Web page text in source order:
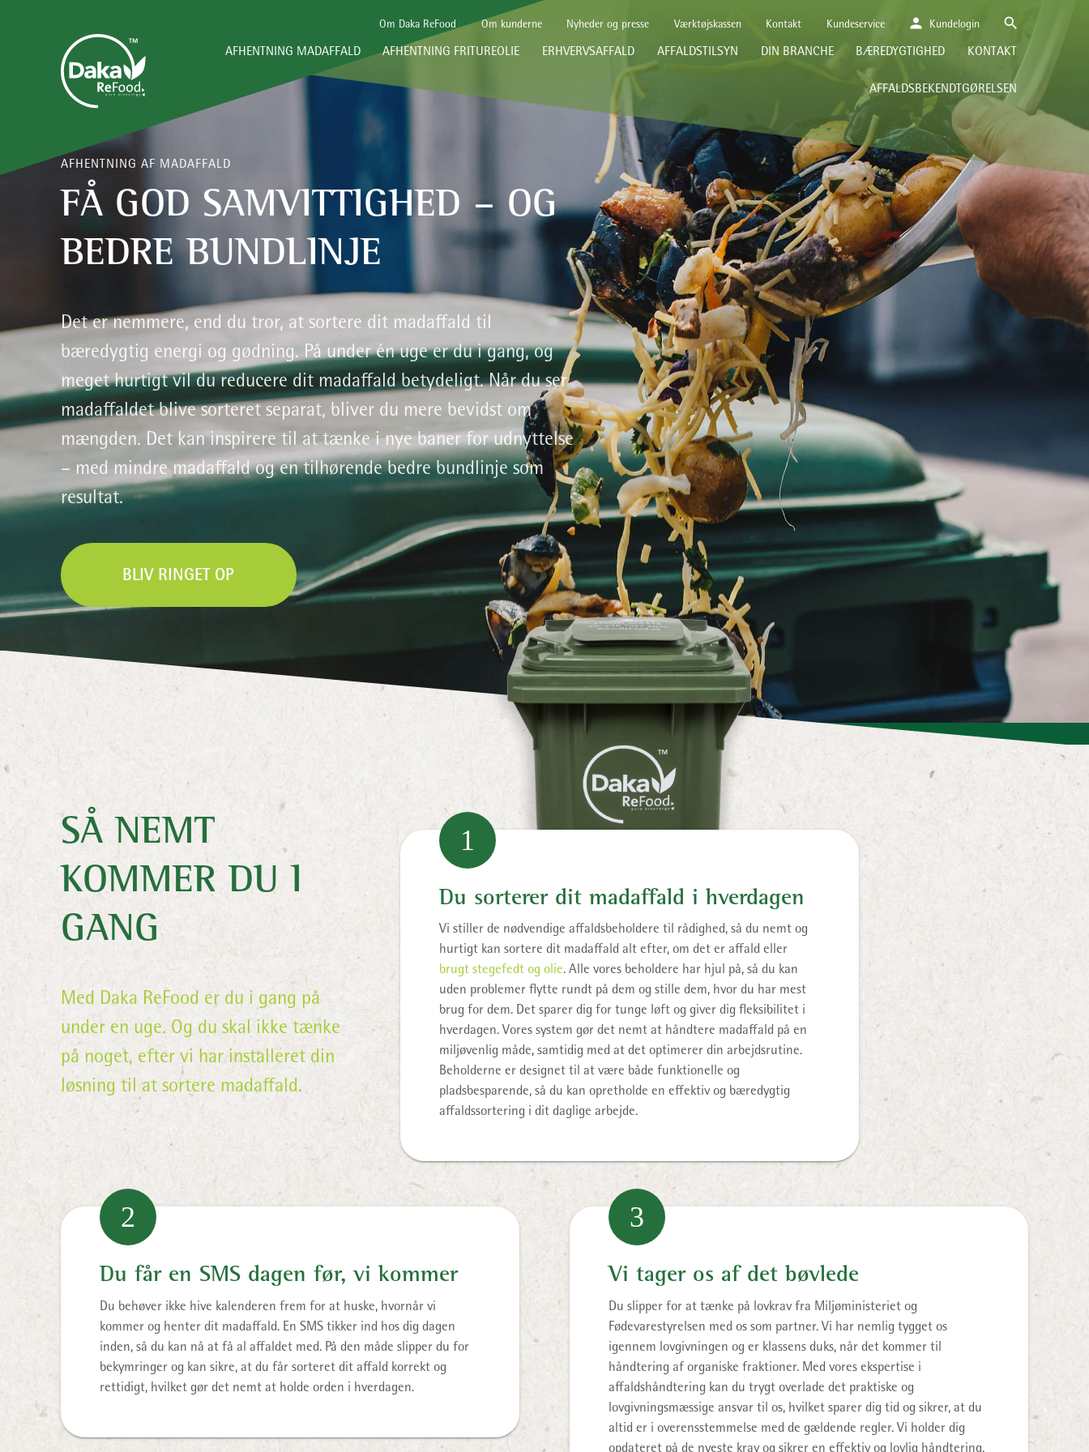
AFHENTNING MADAFFALD AFHENTNING FRITUREOLIE ERHVERVSAFFALD AFFALDSTILSYN DIN BRANCHE BÆREDYGTIGHED KONTAKT
AFFALDSBEKENDTGØRELSEN
Om Daka ReFood Om kunderne Nyheder og presse Værktøjskassen Kontakt Kundeservice person Kundelogin search
AFHENTNING AF MADAFFALD
FÅ GOD SAMVITTIGHED – OG
BEDRE BUNDLINJE
Det er nemmere, end du tror, at sortere dit madaffald til
bæredygtig energi og gødning. På under én uge er du i gang, og
meget hurtigt vil du reducere dit madaffald betydeligt. Når du ser
madaffaldet blive sorteret separat, bliver du mere bevidst om
mængden. Det kan inspirere til at tænke i nye baner for udnyttelse
– med mindre madaffald og en tilhørende bedre bundlinje som
resultat.
BLIV RINGET OP
SÅ NEMT
KOMMER DU I
GANG
Med Daka ReFood er du i gang på
under en uge. Og du skal ikke tænke
på noget, efter vi har installeret din
løsning til at sortere madaffald.
1
Du sorterer dit madaffald i hverdagen
Vi stiller de nødvendige affaldsbeholdere til rådighed, så du nemt og
hurtigt kan sortere dit madaffald alt efter, om det er affald eller
brugt stegefedt og olie. Alle vores beholdere har hjul på, så du kan
uden problemer flytte rundt på dem og stille dem, hvor du har mest
brug for dem. Det sparer dig for tunge løft og giver dig fleksibilitet i
hverdagen. Vores system gør det nemt at håndtere madaffald på en
miljøvenlig måde, samtidig med at det optimerer din arbejdsrutine.
Beholderne er designet til at være både funktionelle og
pladsbesparende, så du kan opretholde en effektiv og bæredygtig
affaldssortering i dit daglige arbejde.
2
Du får en SMS dagen før, vi kommer
Du behøver ikke hive kalenderen frem for at huske, hvornår vi
kommer og henter dit madaffald. En SMS tikker ind hos dig dagen
inden, så du kan nå at få al affaldet med. På den måde slipper du for
bekymringer og kan sikre, at du får sorteret dit affald korrekt og
rettidigt, hvilket gør det nemt at holde orden i hverdagen.
3
Vi tager os af det bøvlede
Du slipper for at tænke på lovkrav fra Miljøministeriet og
Fødevarestyrelsen med os som partner. Vi har nemlig tygget os
igennem lovgivningen og er klassens duks, når det kommer til
håndtering af organiske fraktioner. Med vores ekspertise i
affaldshåndtering kan du trygt overlade det praktiske og
lovgivningsmæssige ansvar til os, hvilket sparer dig tid og sikrer, at du
altid er i overensstemmelse med de gældende regler. Vi holder dig
opdateret på de nyeste krav og sikrer en effektiv og lovlig håndtering.